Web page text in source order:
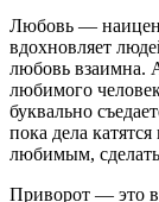
Любовь —
вдохновляет
любовь взаимна.
любимого
буквально
пока дела
любимым,
Приворот — это